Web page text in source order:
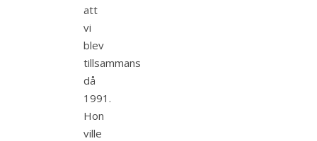
att
vi
blev
tillsammans
då
1991.
Hon
ville